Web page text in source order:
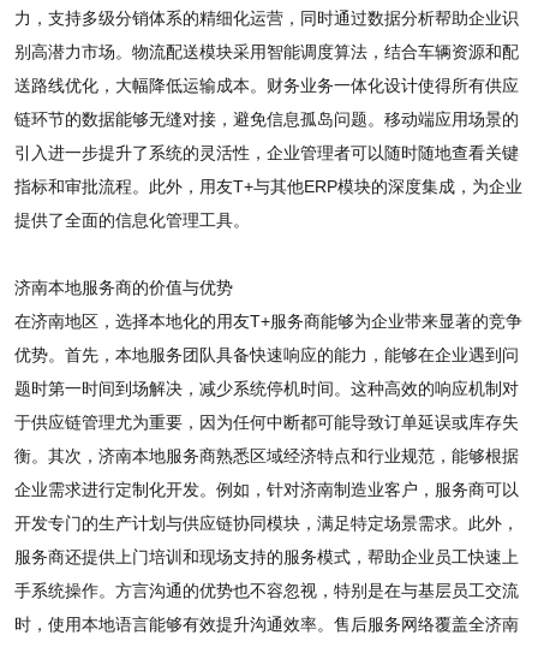
力，支持多级分销体系的精细化运营，同时通过数据分析帮助企业识
别高潜力市场。物流配送模块采用智能调度算法，结合车辆资源和配
送路线优化，大幅降低运输成本。财务业务一体化设计使得所有供应
链环节的数据能够无缝对接，避免信息孤岛问题。移动端应用场景的
引入进一步提升了系统的灵活性，企业管理者可以随时随地查看关键
指标和审批流程。此外，用友T+与其他ERP模块的深度集成，为企业
提供了全面的信息化管理工具。
济南本地服务商的价值与优势
在济南地区，选择本地化的用友T+服务商能够为企业带来显著的竞争
优势。首先，本地服务团队具备快速响应的能力，能够在企业遇到问
题时第一时间到场解决，减少系统停机时间。这种高效的响应机制对
于供应链管理尤为重要，因为任何中断都可能导致订单延误或库存失
衡。其次，济南本地服务商熟悉区域经济特点和行业规范，能够根据
企业需求进行定制化开发。例如，针对济南制造业客户，服务商可以
开发专门的生产计划与供应链协同模块，满足特定场景需求。此外，
服务商还提供上门培训和现场支持的服务模式，帮助企业员工快速上
手系统操作。方言沟通的优势也不容忽视，特别是在与基层员工交流
时，使用本地语言能够有效提升沟通效率。售后服务网络覆盖全济南